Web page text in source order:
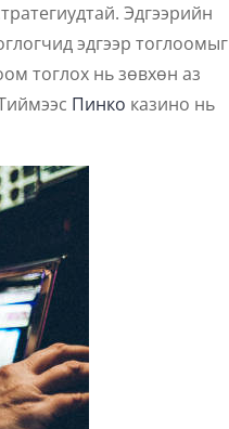
Эдгээрийн
эдгээр тоглоомыг
тоглох нь зөвхөн аз
Пинко казино нь